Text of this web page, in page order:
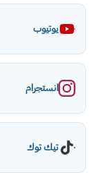
يوتيوب
انستجرام
تيك توك